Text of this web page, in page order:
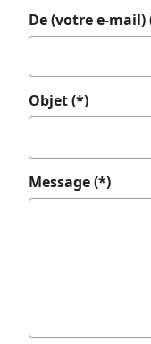
De (votre e-mail)
Objet (*)
Message (*)